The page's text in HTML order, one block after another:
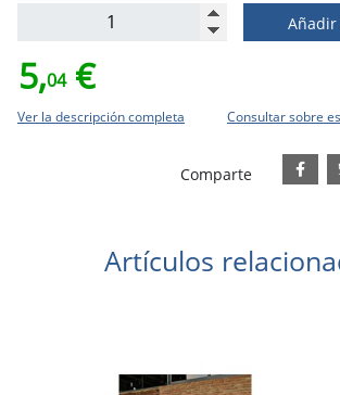
Añadir
5,04€
Ver la descripción completa Consultar sobre
Comparte
Artículos